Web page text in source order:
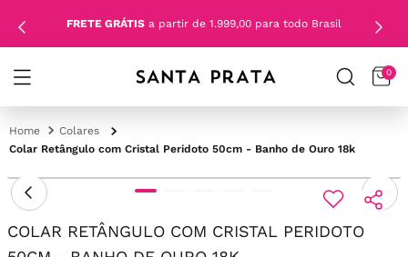
FRETE GRÁTIS a partir de 1.999,00 para todo Brasil
0
Colares
Colar Retângulo com Cristal Peridoto 50cm - Banho de Ouro 18k
COLAR RETÂNGULO COM CRISTAL PERIDOTO